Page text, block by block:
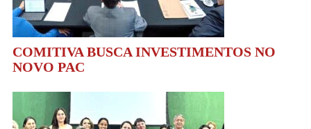
COMITIVA BUSCA INVESTIMENTOS NO
NOVO PAC